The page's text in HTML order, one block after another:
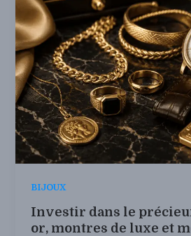
BIJOUX
Investir dans le
or, montres de luxe et